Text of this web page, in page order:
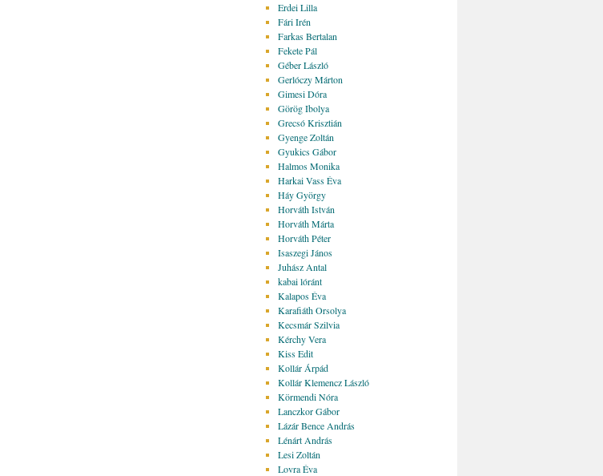
Erdei Lilla
Fári Irén
Farkas Bertalan
Fekete Pál
Géber László
Gerlóczy Márton
Gimesi Dóra
Görög Ibolya
Grecsó Krisztián
Gyenge Zoltán
Gyukics Gábor
Halmos Monika
Harkai Vass Éva
Háy György
Horváth István
Horváth Márta
Horváth Péter
Isaszegi János
Juhász Antal
kabai lóránt
Kalapos Éva
Karafiáth Orsolya
Kecsmár Szilvia
Kérchy Vera
Kiss Edit
Kollár Árpád
Kollár Klemencz László
Körmendi Nóra
Lanczkor Gábor
Lázár Bence András
Lénárt András
Lesi Zoltán
Lovra Éva